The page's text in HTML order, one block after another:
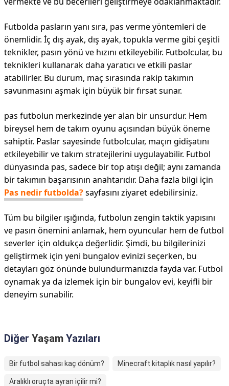
Futbolda pasların yanı sıra, pas verme yöntemleri de
önemlidir. İç dış ayak, dış ayak, topukla verme gibi çeşitli
teknikler, pasın yönü ve hızını etkileyebilir. Futbolcular, bu
teknikleri kullanarak daha yaratıcı ve etkili paslar
atabilirler. Bu durum, maç sırasında rakip takımın
savunmasını aşmak için büyük bir fırsat sunar.
pas futbolun merkezinde yer alan bir unsurdur. Hem
bireysel hem de takım oyunu açısından büyük öneme
sahiptir. Paslar sayesinde futbolcular, maçın gidişatını
etkileyebilir ve takım stratejilerini uygulayabilir. Futbol
dünyasında pas, sadece bir top atışı değil; aynı zamanda
bir takımın başarısının anahtarıdır. Daha fazla bilgi için
Pas nedir futbolda?sayfasını ziyaret edebilirsiniz.
Tüm bu bilgiler ışığında, futbolun zengin taktik yapısını
ve pasın önemini anlamak, hem oyuncular hem de futbol
severler için oldukça değerlidir. Şimdi, bu bilgilerinizi
geliştirmek için yeni bungalov evinizi seçerken, bu
detayları göz önünde bulundurmanızda fayda var. Futbol
oynamak ya da izlemek için bir bungalov evi, keyifli bir
deneyim sunabilir.
Diğer Yaşam Yazıları
Bir futbol sahası kaç dönüm? Minecraft kitaplık nasıl yapılır?
Aralıklı oruçta ayran içilir mi?